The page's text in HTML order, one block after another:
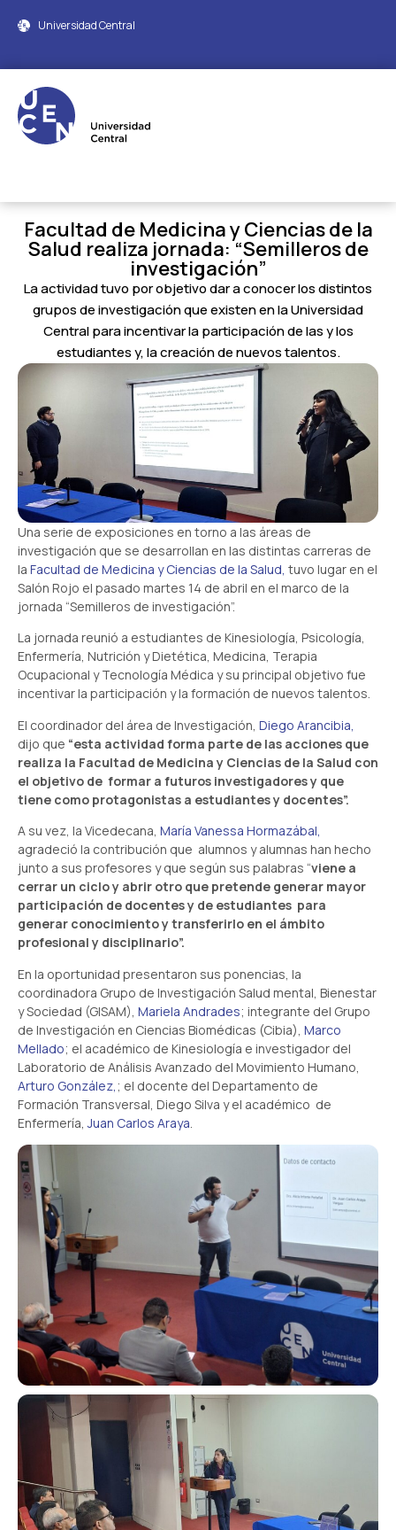
Universidad Central
Facultad de Medicina y Ciencias de la
Salud realiza jornada: “Semilleros de
investigación”
La actividad tuvo por objetivo dar a conocer los distintos
grupos de investigación que existen en la Universidad
Central para incentivar la participación de las y los
estudiantes y, la creación de nuevos talentos.
Una serie de exposiciones en torno a las áreas de
investigación que se desarrollan en las distintas carreras de
la Facultad de Medicina y Ciencias de la Salud, tuvo lugar en el
Salón Rojo el pasado martes 14 de abril en el marco de la
jornada “Semilleros de investigación”.
La jornada reunió a estudiantes de Kinesiología, Psicología,
Enfermería, Nutrición y Dietética, Medicina, Terapia
Ocupacional y Tecnología Médica y su principal objetivo fue
incentivar la participación y la formación de nuevos talentos.
El coordinador del área de Investigación, Diego Arancibia,
dijo que “esta actividad forma parte de las acciones que
realiza la Facultad de Medicina y Ciencias de la Salud con
el objetivo de formar a futuros investigadores y que
tiene como protagonistas a estudiantes y docentes”.
A su vez, la Vicedecana, María Vanessa Hormazábal,
agradeció la contribución que alumnos y alumnas han hecho
junto a sus profesores y que según sus palabras “viene a
cerrar un ciclo y abrir otro que pretende generar mayor
participación de docentes y de estudiantes para
generar conocimiento y transferirlo en el ámbito
profesional y disciplinario”.
En la oportunidad presentaron sus ponencias, la
coordinadora Grupo de Investigación Salud mental, Bienestar
y Sociedad (GISAM), Mariela Andrades; integrante del Grupo
de Investigación en Ciencias Biomédicas (Cibia), Marco
Mellado; el académico de Kinesiología e investigador del
Laboratorio de Análisis Avanzado del Movimiento Humano,
Arturo González, ; el docente del Departamento de
Formación Transversal, Diego Silva y el académico de
Enfermería,Juan Carlos Araya